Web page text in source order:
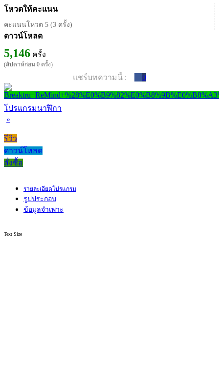
โหวตให้คะแนน
คะแนนโหวต 5 (3 ครั้ง)
ดาวน์โหลด
5,146 ครั้ง
(สัปดาห์ก่อน 0 ครั้ง)
แชร์บทความนี้ : 0
โปรแกรมนาฬิกา
»
รีวิว
ดาวน์โหลด
สั่งซื้อ
รายละเอียดโปรแกรม
รูปประกอบ
ข้อมูลจำเพาะ
Text Size